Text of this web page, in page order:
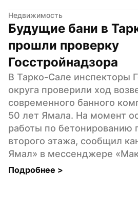
Недвижимость
Будущие бани в
прошли проверку
Госстройнадзора
В Тарко-Сале инспекторы
округа проверили ход
современного банного
50 лет Ямала. На момент
работы по бетонированию
второго этажа, сообщил
Ямал» в мессенджере
Подробнее >